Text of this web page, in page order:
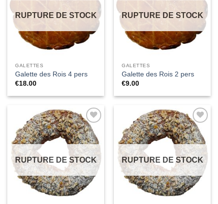
RUPTURE DE STOCK
GALETTES
Galette des Rois 4 pers
€18.00
RUPTURE DE STOCK
GALETTES
Galette des Rois 2 pers
€9.00
Ajouter
à la liste
de
souhaits
RUPTURE DE STOCK
Ajouter
à la liste
de
souhaits
RUPTURE DE STOCK